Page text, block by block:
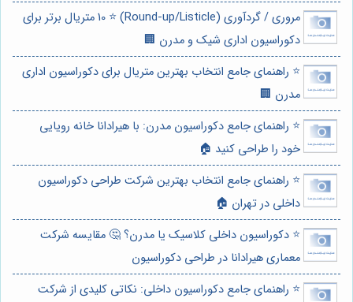
مروری / گردآوری (Round-up/Listicle) ⭐️ 10 متریال برتر برای
دکوراسیون اداری شیک و مدرن 🏢
⭐️ راهنمای جامع انتخاب بهترین متریال برای دکوراسیون اداری
مدرن 🏢
⭐️ راهنمای جامع دکوراسیون مدرن: با هیرادانا خانه رویایی
خود را طراحی کنید 🏠
⭐️ راهنمای جامع انتخاب بهترین شرکت طراحی دکوراسیون
داخلی در تهران 🏠
⭐️ دکوراسیون داخلی کلاسیک یا مدرن؟ 🤔 مقایسه شرکت
معماری هیرادانا در طراحی دکوراسیون
⭐️ راهنمای جامع دکوراسیون داخلی: نکاتی کلیدی از شرکت